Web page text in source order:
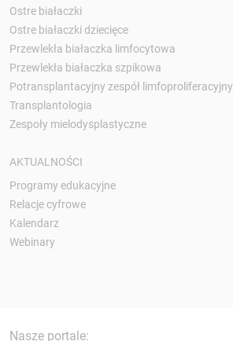
Ostre białaczki
Ostre białaczki dziecięce
Przewlekła białaczka limfocytowa
Przewlekła białaczka szpikowa
Potransplantacyjny zespół limfoproliferacyjny
Transplantologia
Zespoły mielodysplastyczne
AKTUALNOŚCI
Programy edukacyjne
Relacje cyfrowe
Kalendarz
Webinary
Nasze portale: